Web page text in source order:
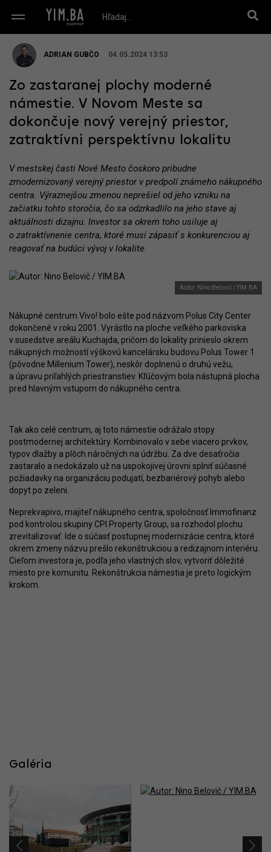
ADRIAN GUBČO 04.05.2024 13:53
Zo zastaranej plochy moderné
námestie. V Novom Meste sa
dokončuje nový verejný priestor,
zatraktívni perspektívnu lokalitu
V mestskej časti Nové Mesto čoskoro pribudne
zmodernizovaný verejný priestor v predpolí známeho nákupného
centra. Výraznejšou zmenou neprešiel od jeho vzniku na
začiatku tohto storočia, čo sa odzrkadlilo na jeho stave aj
aktuálnosti dizajnu. Investor sa okrem toho usiluje aj
o zatraktívnenie centra, ktoré musí zápasiť s konkurenciou aj
reagovať na budúci vývoj v lokalite.
Autor: Nino Belovič / YIM.BA
Nákupné centrum Vivo! bolo ešte pod názvom Polus City Center
dokončené v roku 2001. Vyrástlo na ploche veľkého parkoviska
v susedstve areálu Kuchajda, pričom do lokality prinieslo okrem
nákupných možností výškovú kancelársku budovu Polus Tower 1
(pôvodne Millenium Tower), neskôr doplnenú o druhú vežu,
a úpravu priľahlých priestranstiev. Kľúčovým bola nástupná plocha
pred hlavným vstupom do nákupného centra.
Tak ako celé centrum, aj toto námestie odrážalo stopy
postmodernej architektúry. Kombinovalo v sebe viacero prvkov,
typov dlažby a plôch náročných na údržbu. Za dve desaťročia
zastaralo a nedokázalo už na uspokojivej úrovni splniť súčasné
požiadavky na organizáciu podujatí, bezbariérový pohyb alebo
dopyt po zeleni.
Neprekvapivo, majiteľ nákupného centra, spoločnosť Immofinanz
pod kontrolou skupiny CPI Property Group, sa rozhodol plochu
zrevitalizovať. Ide o súčasť postupnej modernizácie centra, ktoré
okrem zmeny názvu prešlo rekonštrukciou a redizajnom interiéru.
Cieľom investora je, podľa jeho vlastných slov, vytvoriť dôležité
miesto pre komunitu. Rekonštrukcia námestia je preto logickým
krokom.
Galéria